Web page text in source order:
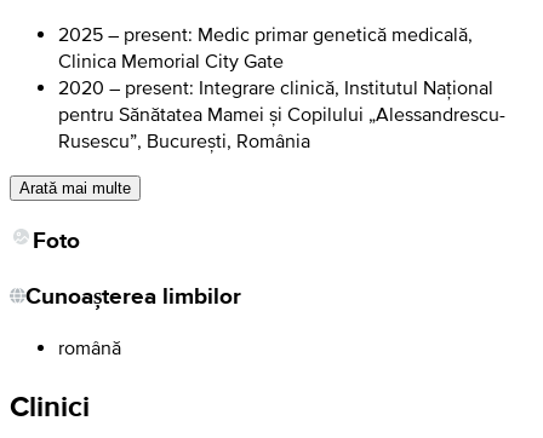
2025 – present: Medic primar genetică medicală,
Clinica Memorial City Gate
2020 – present: Integrare clinică, Institutul Național
pentru Sănătatea Mamei și Copilului „Alessandrescu-
Rusescu”, București, România
Arată mai multe
Foto
Cunoașterea limbilor
română
Clinici